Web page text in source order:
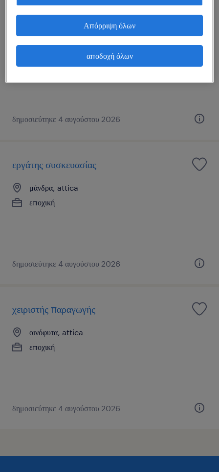
χειριστής μηχανών παραγωγής
οινόφυτα, attica
δημοσιεύτηκε 4 αυγούστου 2026
εργάτης συσκευασίας
μάνδρα, attica
εποχική
δημοσιεύτηκε 4 αυγούστου 2026
χειριστής παραγωγής
οινόφυτα, attica
εποχική
δημοσιεύτηκε 4 αυγούστου 2026
Απόρριψη όλων
αποδοχή όλων